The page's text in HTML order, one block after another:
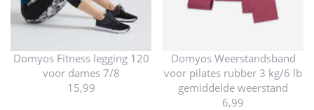
Domyos Fitness legging 120
voor dames 7/8
15,99
Domyos Weerstandsband
voor pilates rubber 3 kg/6 lb
gemiddelde weerstand
6,99